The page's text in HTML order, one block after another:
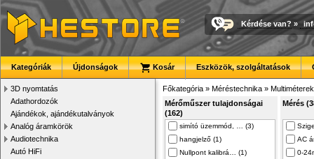
Kérdése van? »
Kategóriák Újdonságok Kosár Eszközök, szolgáltatások
3D nyomtatás
Adathordozók
Ajándékok, ajándékutalványok
Analóg áramkörök
Audiotechnika
Autó HiFi
Főkategória » Méréstechnika » Multiméterek
Mérőműszer tulajdonságai
(162)
simító üzemmód, … (3)
hangjelző (1)
Nullpont kalibrá… (1)
Mérés
AC
0-